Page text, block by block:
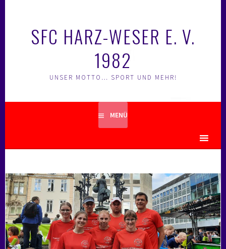
SFC HARZ-WESER E. V.
1982
UNSER MOTTO… SPORT UND MEHR!
MENÜ